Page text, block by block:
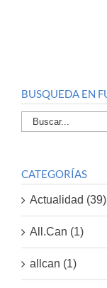
BUSQUEDA EN
Buscar
por:
CATEGORÍAS
Actualidad (39)
All.Can (1)
allcan (1)